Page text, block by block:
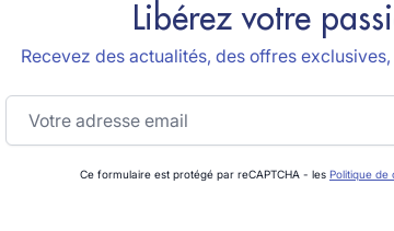
Libérez votre
Recevez des actualités, des offres
Adresse email
Ce formulaire est protégé par reCAPTCHA - les Politique de